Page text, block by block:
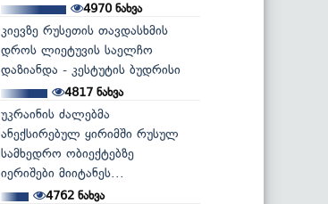
4970ნახვა
კიევზე რუსეთის თავდასხმის
დროს ლიეტუვის საელჩო
დაზიანდა - კესტუტის ბუდრისი
4817ნახვა
უკრაინის ძალებმა
ანექსირებულ ყირიმში რუსულ
სამხედრო ობიექტებზე
იერიშები მიიტანეს...
4762 ნახვა